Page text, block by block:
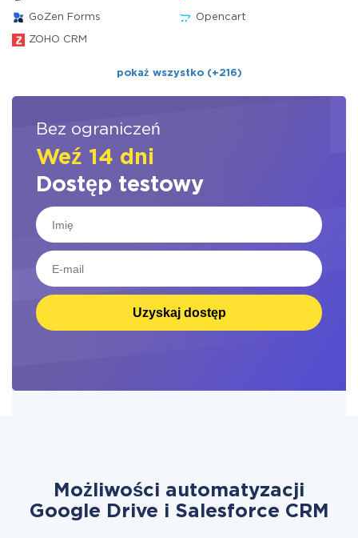
GoZen Forms Opencart
ZOHO CRM
pokaż wszystko (+216)
Bez ograniczeń
Weź 14 dni
Dostęp testowy
Uzyskaj dostęp
Możliwości automatyzacji
Google Drive i Salesforce CRM